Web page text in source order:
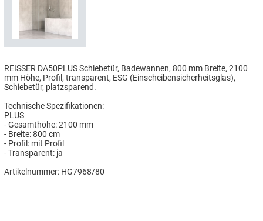
REISSER DA50PLUS Schiebetür, Badewannen, 800 mm Breite, 2100
mm Höhe, Profil, transparent, ESG (Einscheibensicherheitsglas),
Schiebetür, platzsparend.
Technische Spezifikationen:
PLUS
- Gesamthöhe: 2100 mm
- Breite: 800 cm
- Profil: mit Profil
- Transparent: ja
Artikelnummer: HG7968/80